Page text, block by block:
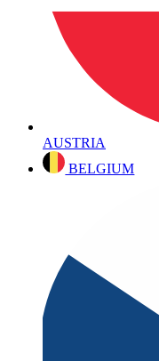
AUSTRIA
BELGIUM